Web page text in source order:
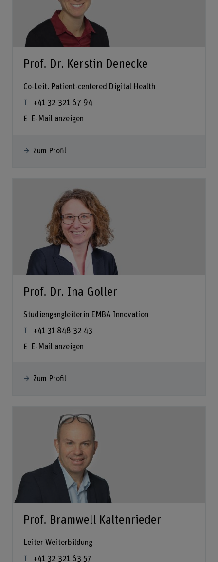
Prof. Dr. Kerstin Denecke
Co-Leit. Patient-centered Digital Health
+41 32 321 67 94
E-Mail anzeigen
Zum Profil
Prof. Dr. Ina Goller
Studiengangleiterin EMBA Innovation
+41 31 848 32 43
E-Mail anzeigen
Zum Profil
Prof. Bramwell Kaltenrieder
Leiter Weiterbildung
+41 32 321 63 57